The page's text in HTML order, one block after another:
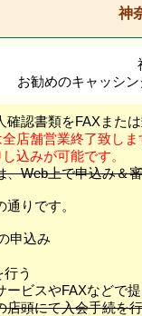
神
お勧めのキャッシ
認書類をFAXまた
店舗営業終了致しま
込みが可能です。
Web上で申込み＆
りです。
申込み
う
ビスやFAXなどで提
店頭にて入会手続を